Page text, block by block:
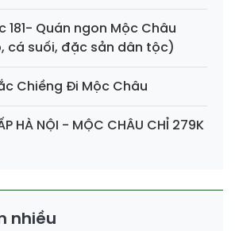
181- Quán ngon Mộc Châu
cá suối, đặc sản dân tộc)
Chiềng Đi Mộc Châu
HÀ NỘI - MỘC CHÂU CHỈ 279K
nhiều